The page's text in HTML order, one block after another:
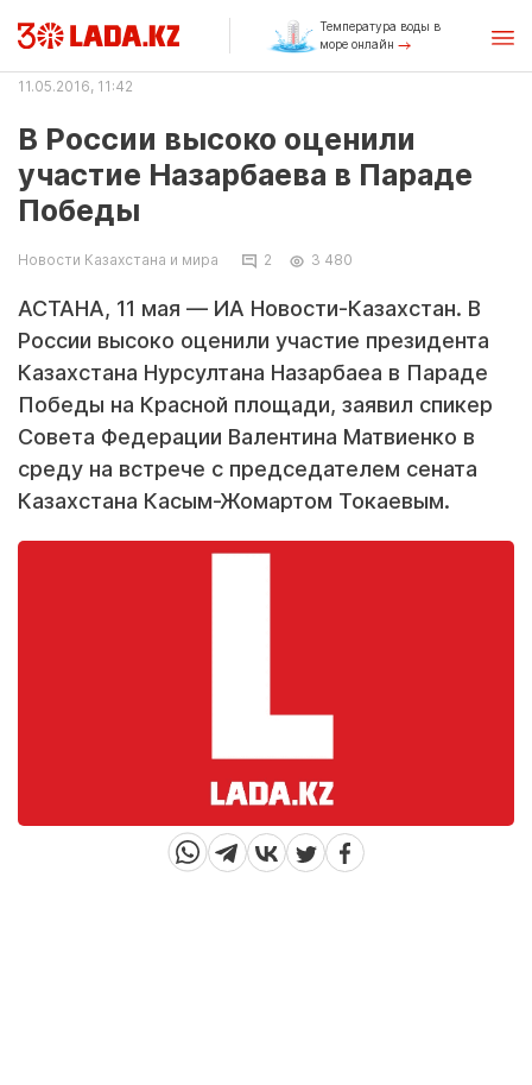
Температура воды в
море онлайн
11.05.2016, 11:42
В России высоко оценили
участие Назарбаева в Параде
Победы
Новости Казахстана и мира 2 3 480
АСТАНА, 11 мая — ИА Новости-Казахстан. В
России высоко оценили участие президента
Казахстана Нурсултана Назарбаеа в Параде
Победы на Красной площади, заявил спикер
Совета Федерации Валентина Матвиенко в
среду на встрече с председателем сената
Казахстана Касым-Жомартом Токаевым.